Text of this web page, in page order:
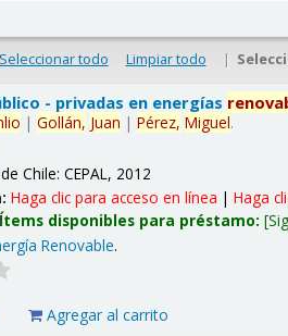
Seleccionar todo Limpiar todo |
- privadas en energías
|Gollán, Juan |Pérez, Miguel.
Chile: CEPAL, 2012
Haga clic para acceso en línea |Haga
Ítems disponibles para préstamo:
Renovable.
Agregar al carrito